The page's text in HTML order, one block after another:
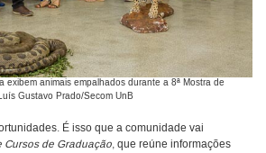
exibem animais empalhados durante a 8ª Mostra de
Gustavo Prado/Secom UnB
É isso que a comunidade vai
Cursos de Graduação, que reúne informações